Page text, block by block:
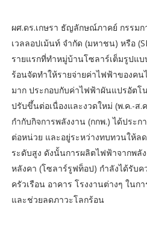
ผศ.ดร.เกษรา ธัญลักษณ์ภาคย์ กรรม
เวลลอปเม้นท์ จำกัด (มหาชน) หรือ
รายแรกที่ทำหมู่บ้านโซลาร์เต็มรูปแบ
ร้อนจัดทำให้รายจ่ายค่าไฟฟ้าของค
มาก ประกอบกับค่าไฟฟ้าผันแปรอัตโ
ปรับขึ้นต่อเนื่องและงวดใหม่ (พ.ค.-ส.
กำกับกิจการพลังงาน (กกพ.) ได้ประ
ต่อหน่วย และอยู่ระหว่างทบทวนให้ล
ระดับสูง ดังนั้นการผลิตไฟฟ้าจากพลั
หลังคา (โซลาร์รูฟท็อป) กำลังได้รับ
ครัวเรือน อาคาร โรงงานต่างๆ ใน
และช่วยลดภาวะโลกร้อน